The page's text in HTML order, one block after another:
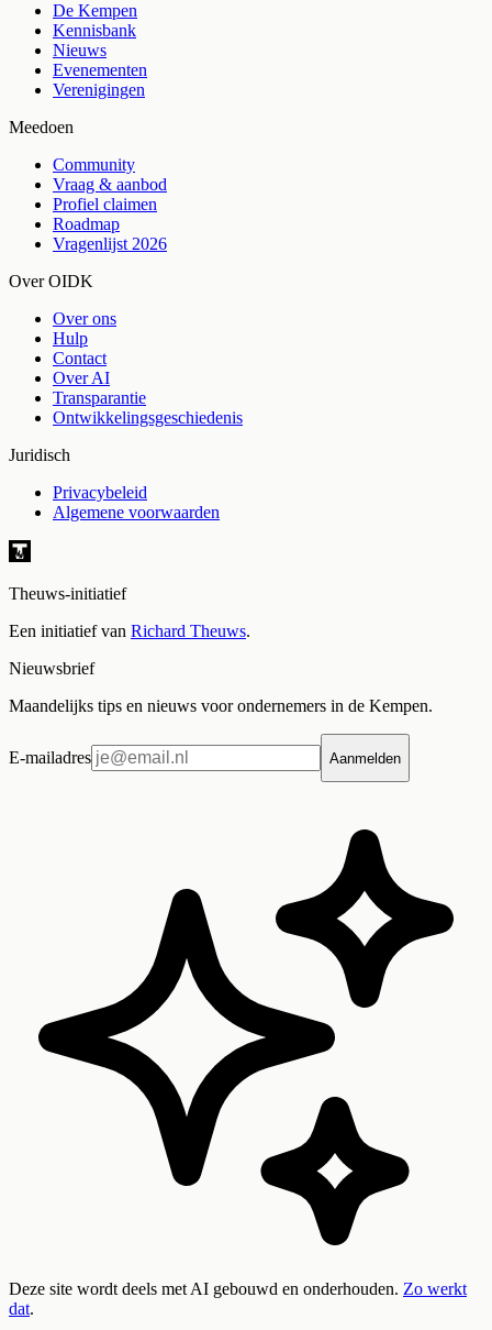
De Kempen
Kennisbank
Nieuws
Evenementen
Verenigingen
Meedoen
Community
Vraag & aanbod
Profiel claimen
Roadmap
Vragenlijst 2026
Over OIDK
Over ons
Hulp
Contact
Over AI
Transparantie
Ontwikkelingsgeschiedenis
Juridisch
Privacybeleid
Algemene voorwaarden
Theuws-initiatief
Een initiatief van Richard Theuws.
Nieuwsbrief
Maandelijks tips en nieuws voor ondernemers in de Kempen.
E-mailadres Aanmelden
Deze site wordt deels met AI gebouwd en onderhouden. Zo werkt
dat.